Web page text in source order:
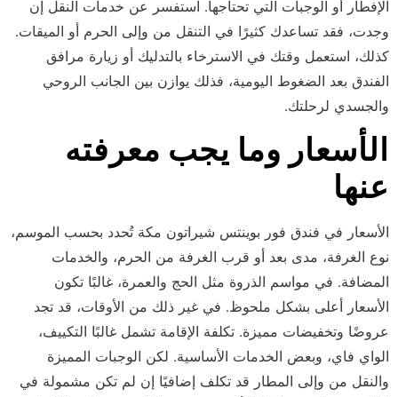
الإفطار أو الوجبات التي تحتاجها. استفسر عن خدمات النقل إن
وجدت، فقد تساعدك كثيرًا في التنقل من وإلى الحرم أو الميقات.
كذلك، استعمل وقتك في الاسترخاء بالتدليك أو زيارة مرافق
الفندق بعد الضغوط اليومية، فذلك يوازن بين الجانب الروحي
والجسدي لرحلتك.
الأسعار وما يجب معرفته
عنها
الأسعار في فندق فور بوينتس شيراتون مكة تُحدد بحسب الموسم،
نوع الغرفة، مدى بعد أو قرب الغرفة من الحرم، والخدمات
المضافة. في مواسم الذروة مثل الحج والعمرة، غالبًا تكون
الأسعار أعلى بشكل ملحوظ. في غير ذلك من الأوقات، قد تجد
عروضًا وتخفيضات مميزة. تكلفة الإقامة تشمل غالبًا التكييف،
الواي فاي، وبعض الخدمات الأساسية. لكن الوجبات المميزة
والنقل من وإلى المطار قد تكلف إضافيًا إن لم تكن مشمولة في